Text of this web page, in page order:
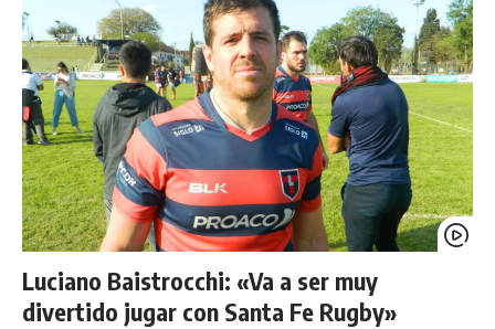
Luciano Baistrocchi: «Va a ser muy
divertido jugar con Santa Fe Rugby»